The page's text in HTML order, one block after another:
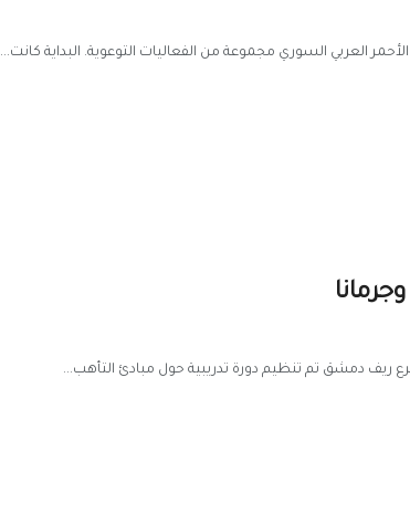
العربي السوري مجموعة من الفعاليات التوعوية. البداية كانت...
ريف دمشق تم تنظيم دورة تدريبية حول مبادئ التأهب...